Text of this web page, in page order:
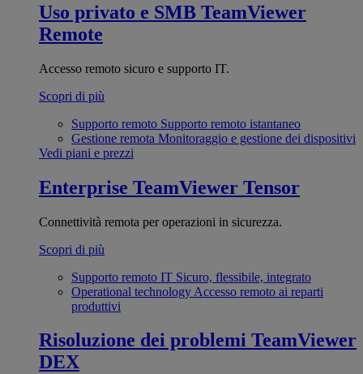
Uso privato e SMB TeamViewer
Remote
Accesso remoto sicuro e supporto IT.
Scopri di più
Supporto remoto Supporto remoto istantaneo
Gestione remota Monitoraggio e gestione dei dispositivi
Vedi piani e prezzi
Enterprise TeamViewer Tensor
Connettività remota per operazioni in sicurezza.
Scopri di più
Supporto remoto IT Sicuro, flessibile, integrato
Operational technology Accesso remoto ai reparti
produttivi
Risoluzione dei problemi TeamViewer
DEX